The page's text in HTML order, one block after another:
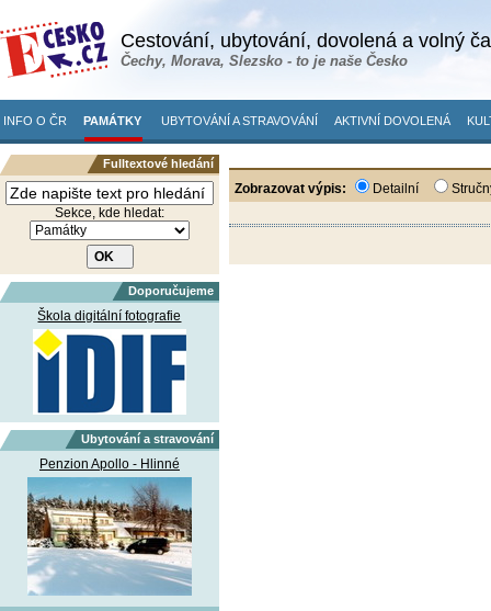
Cestování, ubytování, dovolená a volný
Čechy, Morava, Slezsko - to je naše Česko
INFO O ČR PAMÁTKY UBYTOVÁNÍ A STRAVOVÁNÍ AKTIVNÍ DOVOLENÁ
Fulltextové hledání
Sekce, kde hledat:
Doporučujeme
Škola digitální fotografie
Ubytování a stravování
Penzion Apollo - Hlinné
Zobrazovat výpis: Detailní